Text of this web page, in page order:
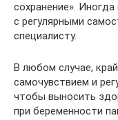
сохранение».
с регулярными
специалисту.
В любом случае,
самочувствием и
чтобы выносить
при беременности